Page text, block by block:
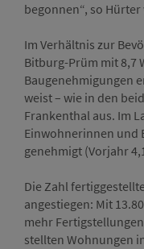
begonnen“, so Hürter
Im Verhältnis zur
Bitburg-Prüm mit 8,7
Baugenehmigungen
weist – wie in den
Frankenthal aus. Im
Einwohnerinnen und
genehmigt (Vorjahr
Die Zahl
angestiegen: Mit
mehr
stellten Wohnungen